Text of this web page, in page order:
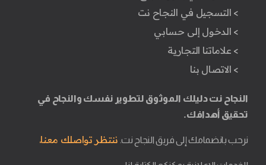
> التسجيل في النجاح نت
> الدخول إلى حسابي
> علاماتنا التجارية
> الاتصال بنا
النجاح نت دليلك الموثوق لتطوير نفسك والنجاح في
تحقيق أهدافك.
نرحب بانضمامك إلى فريق النجاح نت. ننتظر تواصلك معنا.